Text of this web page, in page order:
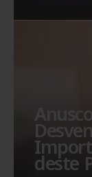
deste